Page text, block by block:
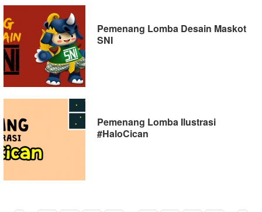
Pemenang Lomba Desain Maskot
SNI
Pemenang Lomba Ilustrasi
#HaloCican